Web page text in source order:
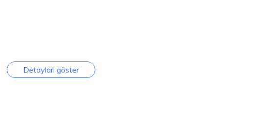
Detayları göster